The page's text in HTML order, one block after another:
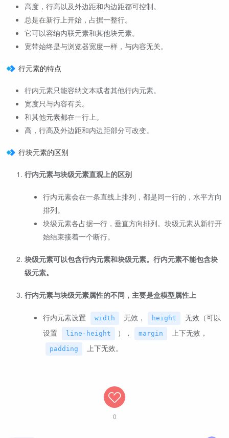
高度，行高以及外边距和内边距都可控制。
总是在新行上开始，占据一整行。
它可以容纳内联元素和其他块元素。
宽带始终是与浏览器宽度一样，与内容无关。
行元素的特点
行内元素只能容纳文本或者其他行内元素。
宽度只与内容有关。
和其他元素都在一行上。
高，行高及外边距和内边距部分可改变。
行块元素的区别
行内元素与块级元素直观上的区别
行内元素会在一条直线上排列，都是同一行的，水平方向
排列。
块级元素各占据一行，垂直方向排列。块级元素从新行开
始结束接着一个断行。
块级元素可以包含行内元素和块级元素。行内元素不能包含块
级元素。
行内元素与块级元素属性的不同，主要是盒模型属性上
行内元素设置 width 无效， height
无效（可以
设置
line-height ）， margin 上下无效，
padding 上下无效。
0